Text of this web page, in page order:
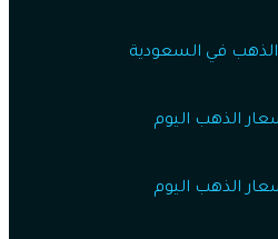
الذهب في السعودية
الذهب اليوم
الذهب اليوم